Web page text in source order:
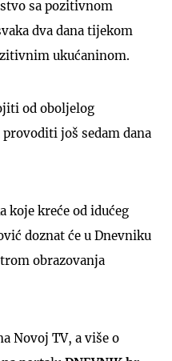
sa pozitivnom
dva dana tijekom
ukućaninom.
od oboljelog
još sedam dana
koje kreće od idućeg
doznat će u Dnevniku
obrazovanja
Novoj TV, a više o